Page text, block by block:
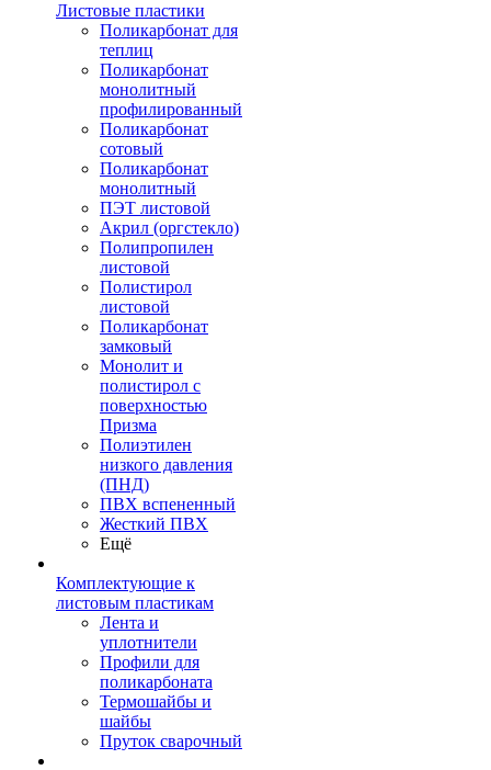
Листовые пластики
Поликарбонат для
теплиц
Поликарбонат
монолитный
профилированный
Поликарбонат
сотовый
Поликарбонат
монолитный
ПЭТ листовой
Акрил (оргстекло)
Полипропилен
листовой
Полистирол
листовой
Поликарбонат
замковый
Монолит и
полистирол с
поверхностью
Призма
Полиэтилен
низкого давления
(ПНД)
ПВХ вспененный
Жесткий ПВХ
Ещё
Комплектующие к
листовым пластикам
Лента и
уплотнители
Профили для
поликарбоната
Термошайбы и
шайбы
Пруток сварочный